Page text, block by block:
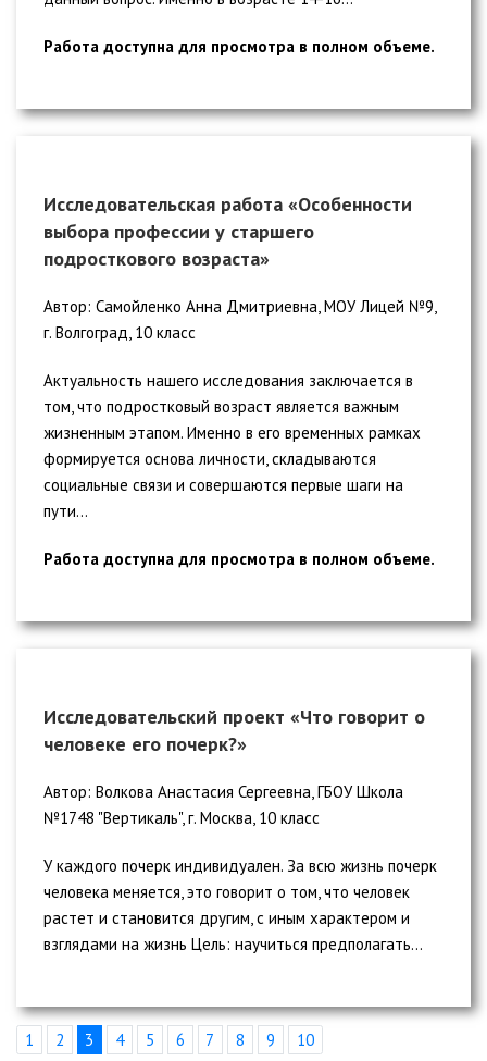
Работа доступна для просмотра в полном объеме.
Исследовательская работа «Особенности
выбора профессии у старшего
подросткового возраста»
Автор: Самойленко Анна Дмитриевна, МОУ Лицей №9,
г. Волгоград, 10 класс
Актуальность нашего исследования заключается в
том, что подростковый возраст является важным
жизненным этапом. Именно в его временных рамках
формируется основа личности, складываются
социальные связи и совершаются первые шаги на
пути...
Работа доступна для просмотра в полном объеме.
Исследовательский проект «Что говорит о
человеке его почерк?»
Автор: Волкова Анастасия Сергеевна, ГБОУ Школа
№1748 "Вертикаль", г. Москва, 10 класс
У каждого почерк индивидуален. За всю жизнь почерк
человека меняется, это говорит о том, что человек
растет и становится другим, с иным характером и
взглядами на жизнь Цель: научиться предполагать...
1 2 3 4 5 6 7 8 9 10